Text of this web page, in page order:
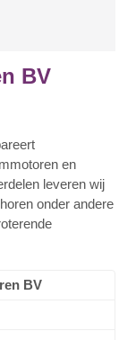
BV
en
leveren wij
onder andere
BV